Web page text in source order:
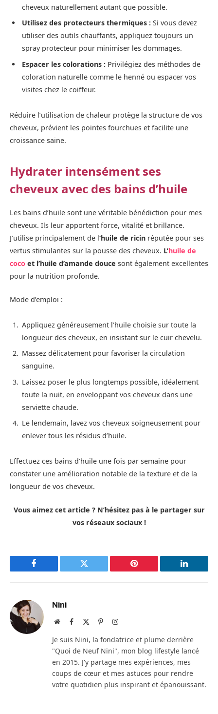
cheveux naturellement autant que possible.
Utilisez des protecteurs thermiques : Si vous devez
utiliser des outils chauffants, appliquez toujours un
spray protecteur pour minimiser les dommages.
Espacer les colorations : Privilégiez des méthodes de
coloration naturelle comme le henné ou espacer vos
visites chez le coiffeur.
Réduire l’utilisation de chaleur protège la structure de vos
cheveux, prévient les pointes fourchues et facilite une
croissance saine.
Hydrater intensément ses
cheveux avec des bains d’huile
Les bains d’huile sont une véritable bénédiction pour mes
cheveux. Ils leur apportent force, vitalité et brillance.
J’utilise principalement de l‘huile de ricin réputée pour ses
vertus stimulantes sur la pousse des cheveux. L’huile de
coco et l’huile d’amande douce sont également excellentes
pour la nutrition profonde.
Mode d’emploi :
Appliquez généreusement l’huile choisie sur toute la
longueur des cheveux, en insistant sur le cuir chevelu.
Massez délicatement pour favoriser la circulation
sanguine.
Laissez poser le plus longtemps possible, idéalement
toute la nuit, en enveloppant vos cheveux dans une
serviette chaude.
Le lendemain, lavez vos cheveux soigneusement pour
enlever tous les résidus d’huile.
Effectuez ces bains d’huile une fois par semaine pour
constater une amélioration notable de la texture et de la
longueur de vos cheveux.
Vous aimez cet article ? N’hésitez pas à le partager sur
vos réseaux sociaux !
Facebook Twitter Pinterest LinkedIn
Nini
Site Facebook PinterestInstagram
Je suis Nini, la fondatrice et plume derrière
"Quoi de Neuf Nini", mon blog lifestyle lancé
en 2015. J'y partage mes expériences, mes
coups de cœur et mes astuces pour rendre
votre quotidien plus inspirant et épanouissant.